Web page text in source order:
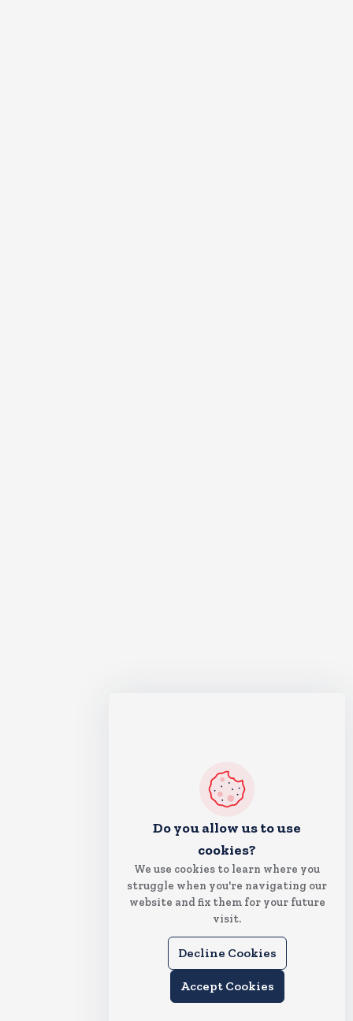
Do you allow us to use
cookies?
We use cookies to learn where you
struggle when you're navigating our
website and fix them for your future
visit.
Decline Cookies
Accept Cookies